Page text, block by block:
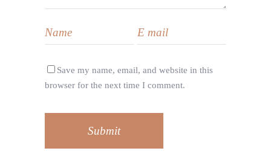
Save my name, email, and website in this
browser for the next time I comment.
Submit